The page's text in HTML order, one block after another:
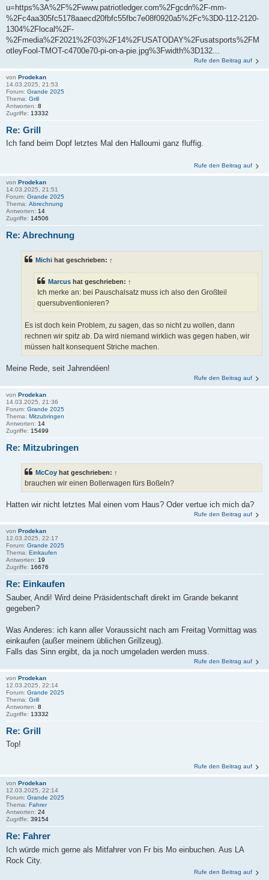
u=https%3A%2F%2Fwww.patriotledger.com%2Fgcdn%2F-mm-
%2Fc4aa305fc5178aaecd20fbfc55fbc7e08f0920a5%2Fc%3D0-112-2120-
1304%2Flocal%2F-
%2Fmedia%2F2021%2F03%2F14%2FUSATODAY%2Fusatsports%2FM
otleyFool-TMOT-c4700e70-pi-on-a-pie.jpg%3Fwidth%3D132...
Rufe den Beitrag auf
von Prodekan
14.03.2025, 21:53
Forum: Grande 2025
Thema: Grill
Antworten: 8
Zugriffe: 13332
Re: Grill
Ich fand beim Dopf letztes Mal den Halloumi ganz fluffig.
Rufe den Beitrag auf
von Prodekan
14.03.2025, 21:51
Forum: Grande 2025
Thema: Abrechnung
Antworten: 14
Zugriffe: 14506
Re: Abrechnung
Michi hat geschrieben: ↑
Marcus hat geschrieben: ↑
Ich merke an: bei Pauschalsatz muss ich also den Großteil
quersubventionieren?
Es ist doch kein Problem, zu sagen, das so nicht zu wollen, dann
rechnen wir spitz ab. Da wird niemand wirklich was gegen haben, wir
müssen halt konsequent Striche machen.
Meine Rede, seit Jahrendéen!
Rufe den Beitrag auf
von Prodekan
14.03.2025, 21:36
Forum: Grande 2025
Thema: Mitzubringen
Antworten: 14
Zugriffe: 15499
Re: Mitzubringen
McCoy hat geschrieben: ↑
brauchen wir einen Bollerwagen fürs Boßeln?
Hatten wir nicht letztes Mal einen vom Haus? Oder vertue ich mich da?
Rufe den Beitrag auf
von Prodekan
12.03.2025, 22:17
Forum: Grande 2025
Thema: Einkaufen
Antworten: 19
Zugriffe: 16676
Re: Einkaufen
Sauber, Andi! Wird deine Präsidentschaft direkt im Grande bekannt
gegeben?
Was Anderes: ich kann aller Voraussicht nach am Freitag Vormittag was
einkaufen (außer meinem üblichen Grillzeug).
Falls das Sinn ergibt, da ja noch umgeladen werden muss.
Rufe den Beitrag auf
von Prodekan
12.03.2025, 22:14
Forum: Grande 2025
Thema: Grill
Antworten: 8
Zugriffe: 13332
Re: Grill
Top!
Rufe den Beitrag auf
von Prodekan
12.03.2025, 22:14
Forum: Grande 2025
Thema: Fahrer
Antworten: 24
Zugriffe: 39154
Re: Fahrer
Ich würde mich gerne als Mitfahrer von Fr bis Mo einbuchen. Aus LA
Rock City.
Rufe den Beitrag auf